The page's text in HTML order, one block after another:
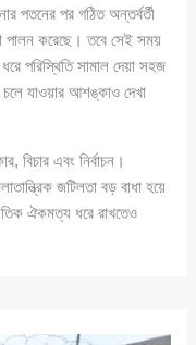
পতনের পর গঠিত অন্তর্বর্তী
পালন করেছে। তবে সেই সময়
পরিস্থিতি সামাল দেয়া সহজ
চলে যাওয়ার আশঙ্কাও দেখা
বিচার এবং নির্বাচন।
জটিলতা বড় বাধা হয়ে
ঐকমত্য ধরে রাখতেও